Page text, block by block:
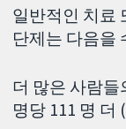
일반적인 치료
단제는 다음을
더 많은 사람들
명당 111 명 더